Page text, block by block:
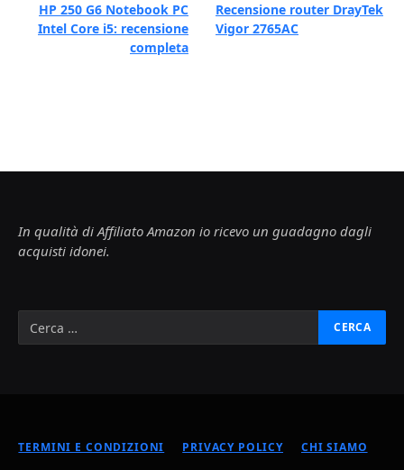
HP 250 G6 Notebook PC
Intel Core i5: recensione
completa
Recensione router DrayTek
Vigor 2765AC
In qualità di Affiliato Amazon io ricevo un guadagno dagli
acquisti idonei.
TERMINI E CONDIZIONI PRIVACY POLICY CHI SIAMO